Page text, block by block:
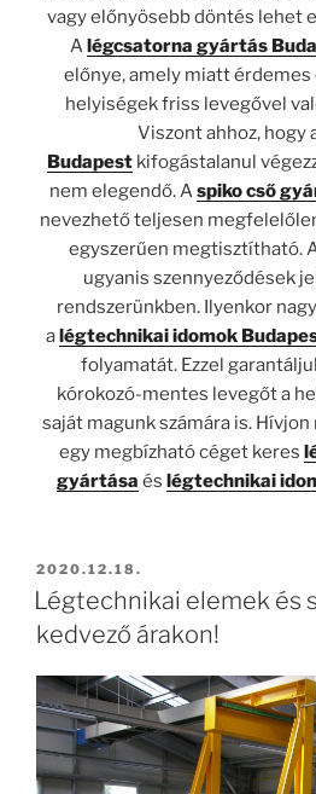
vagy előnyösebb döntés lehet
A légcsatorna gyártás
előnye, amely miatt érdemes
helyiségek friss levegővel
Viszont ahhoz, hogy
Budapest kifogástalanul
nem elegendő. A spiko cső
nevezhető teljesen
egyszerűen megtisztítható.
ugyanis szennyeződések
rendszerünkben. Ilyenkor
alégtechnikai idomok
folyamatát. Ezzel
kórokozó-mentes levegőt a
saját magunk számára is.
egy megbízható céget keres
gyártása és légtechnikai
BEKÜLDVE:
2020.12.18.
Légtechnikai elemek és
kedvező árakon!